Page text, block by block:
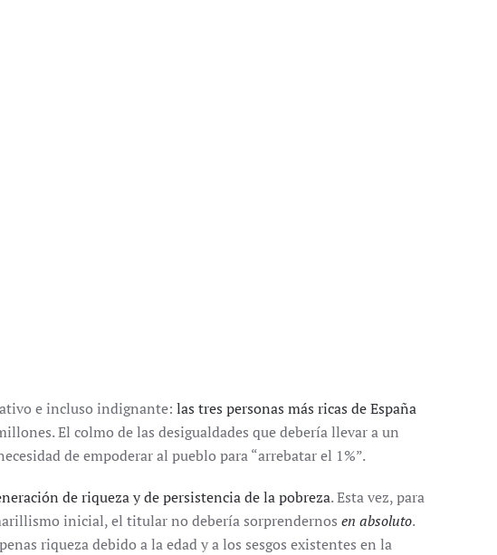
e incluso indignante: las tres personas más ricas de España
El colmo de las desigualdades que debería llevar a un
de empoderar al pueblo para “arrebatar el 1%”.
de riqueza y de persistencia de la pobreza. Esta vez, para
inicial, el titular no debería sorprendernos en absoluto.
riqueza debido a la edad y a los sesgos existentes en la